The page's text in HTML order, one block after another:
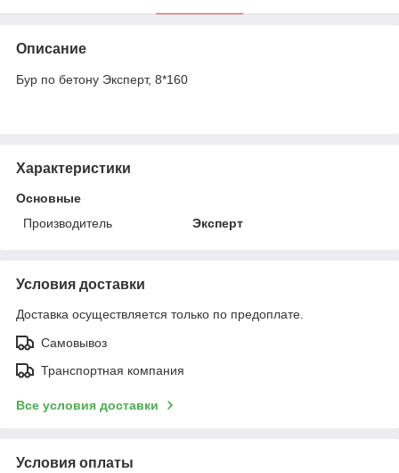
Описание
Бур по бетону Эксперт, 8*160
Характеристики
Основные
Производитель
Эксперт
Условия доставки
Доставка осуществляется только по предоплате.
Самовывоз
Транспортная компания
Все условия доставки
Условия оплаты